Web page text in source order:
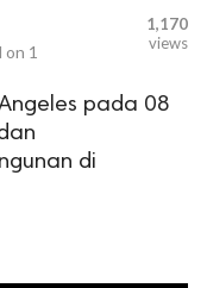
on 1
1,170
views
pada 08
di